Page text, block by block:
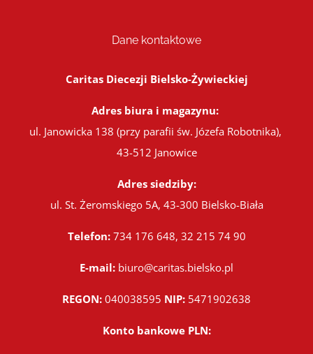
Dane kontaktowe
Caritas Diecezji Bielsko-Żywieckiej
Adres biura i magazynu:
ul. Janowicka 138 (przy parafii św. Józefa Robotnika),
43-512 Janowice
Adres siedziby:
ul. St. Żeromskiego 5A, 43-300 Bielsko-Biała
Telefon:734 176 648, 32 215 74 90
E-mail: biuro@caritas.bielsko.pl
REGON: 040038595 NIP: 5471902638
Konto bankowe PLN: